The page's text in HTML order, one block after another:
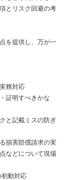
とリスク回避の考
を提供し、万が一
務対応
証明すべきかな
と記載ミスの防ぎ
損害賠償請求の実
などについて現場
初動対応